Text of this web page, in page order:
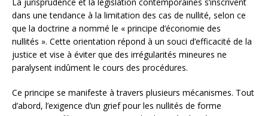
dans une tendance à la limitation des cas de nullité, selon ce
que la doctrine a nommé le « principe d’économie des
nullités ». Cette orientation répond à un souci d’efficacité de la
justice et vise à éviter que des irrégularités mineures ne
paralysent indûment le cours des procédures.
Ce principe se manifeste à travers plusieurs mécanismes. Tout
d’abord, l’exigence d’un grief pour les nullités de forme